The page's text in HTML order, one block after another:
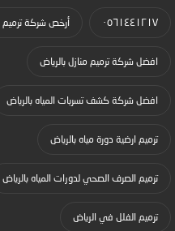
٠٥٦١٤٤١٢١٧ أرخص شركة ترميم
افضل شركة ترميم منازل بالرياض
افضل شركة كشف تسربات المياه بالرياض
ترميم ارضية دورة مياه بالرياض
ترميم الصرف الصحي لدورات المياه بالرياض
ترميم الفلل في الرياض